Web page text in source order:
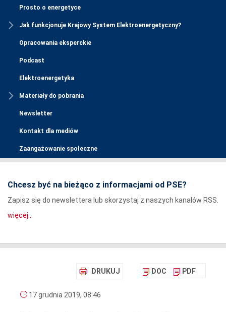
Prosto o energetyce
Jak funkcjonuje Krajowy System Elektroenergetyczny?
Opracowania eksperckie
Podcast
Elektroenergetyka
Materiały do pobrania
Newsletter
Kontakt dla mediów
Zaangażowanie społeczne
Chcesz być na bieżąco z informacjami od PSE?
Zapisz się do newslettera lub skorzystaj z naszych kanałów RSS.
więcej...
DRUKUJ DOC PDF
17 grudnia 2019, 08:46